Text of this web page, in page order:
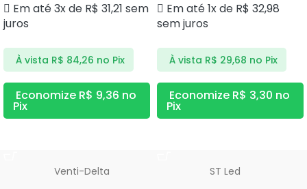
Em até 3x de R$ 31,21 sem
juros
À vista R$ 84,26 no Pix
Economize R$ 9,36 no
Pix
Em até 1x de R$ 32,98
sem juros
À vista R$ 29,68 no Pix
Economize R$ 3,30 no
Pix
Venti-Delta ST Led